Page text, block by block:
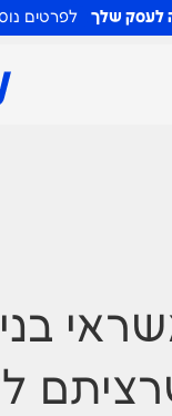
לעסק שלך לפרטים